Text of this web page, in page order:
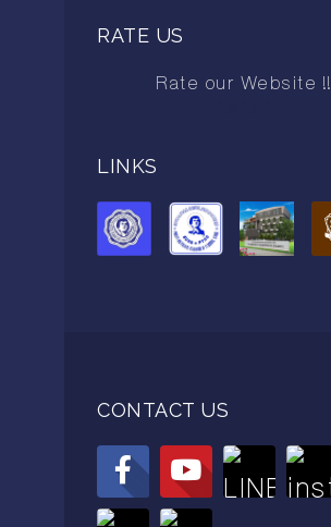
RATE US
Rate our Website !!
LINKS
CONTACT US